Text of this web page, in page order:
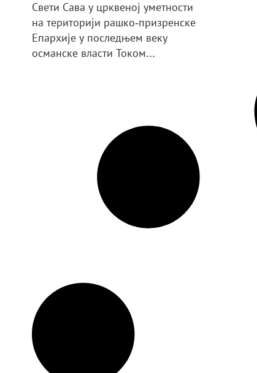
Свети Сава у црквеној уметности
на територији рашко-призренске
Епархије у последњем веку
османске власти Током...